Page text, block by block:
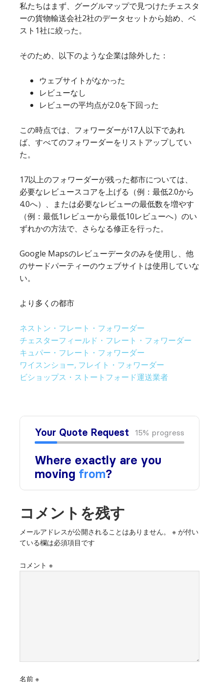
私たちはまず、グーグルマップで見つけたチェスタ
ーの貨物輸送会社2社のデータセットから始め、ベ
スト1社に絞った。
そのため、以下のような企業は除外した：
ウェブサイトがなかった
レビューなし
レビューの平均点が2.0を下回った
この時点では、フォワーダーが17人以下であれ
ば、すべてのフォワーダーをリストアップしてい
た。
17以上のフォワーダーが残った都市については、
必要なレビュースコアを上げる（例：最低2.0から
4.0へ）、または必要なレビューの最低数を増やす
（例：最低1レビューから最低10レビューへ）のい
ずれかの方法で、さらなる修正を行った。
Google Mapsのレビューデータのみを使用し、他
のサードパーティーのウェブサイトは使用していな
い。
より多くの都市
ネストン・フレート・フォワーダー
チェスターフィールド・フレート・フォワーダー
キュパー・フレート・フォワーダー
ワイスンショー, フレイト・フォワーダー
ビショップス・ストートフォード運送業者
コメントを残す
メールアドレスが公開されることはありません。 ※ が付い
ている欄は必須項目です
コメント ※
名前 ※